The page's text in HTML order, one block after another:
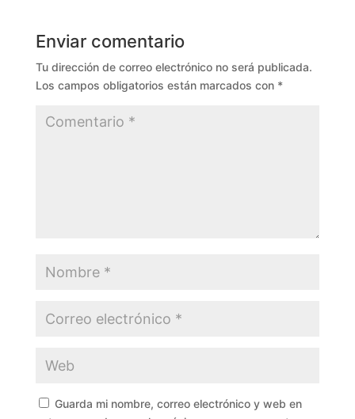
Enviar comentario
Tu dirección de correo electrónico no será publicada.
Los campos obligatorios están marcados con *
Guarda mi nombre, correo electrónico y web en